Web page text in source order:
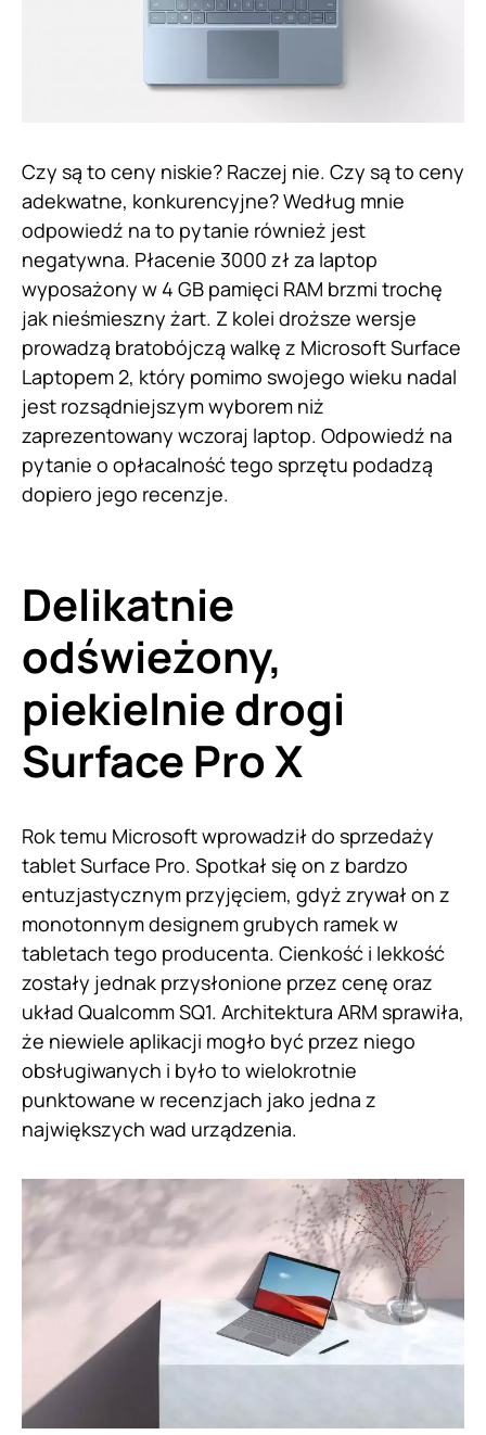
Czy są to ceny niskie? Raczej nie. Czy są to ceny
adekwatne, konkurencyjne? Według mnie
odpowiedź na to pytanie również jest
negatywna. Płacenie 3000 zł za laptop
wyposażony w 4 GB pamięci RAM brzmi trochę
jak nieśmieszny żart. Z kolei droższe wersje
prowadzą bratobójczą walkę z Microsoft Surface
Laptopem 2, który pomimo swojego wieku nadal
jest rozsądniejszym wyborem niż
zaprezentowany wczoraj laptop. Odpowiedź na
pytanie o opłacalność tego sprzętu podadzą
dopiero jego recenzje.
Delikatnie
odświeżony,
piekielnie drogi
Surface Pro X
Rok temu Microsoft wprowadził do sprzedaży
tablet Surface Pro. Spotkał się on z bardzo
entuzjastycznym przyjęciem, gdyż zrywał on z
monotonnym designem grubych ramek w
tabletach tego producenta. Cienkość i lekkość
zostały jednak przysłonione przez cenę oraz
układ Qualcomm SQ1. Architektura ARM sprawiła,
że niewiele aplikacji mogło być przez niego
obsługiwanych i było to wielokrotnie
punktowane w recenzjach jako jedna z
największych wad urządzenia.